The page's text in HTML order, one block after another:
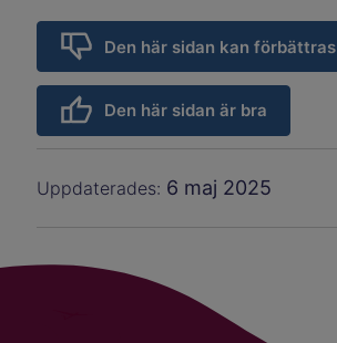
Den här sidan kan förbättras
Den här sidan är bra
Uppdaterades: 6 maj 2025